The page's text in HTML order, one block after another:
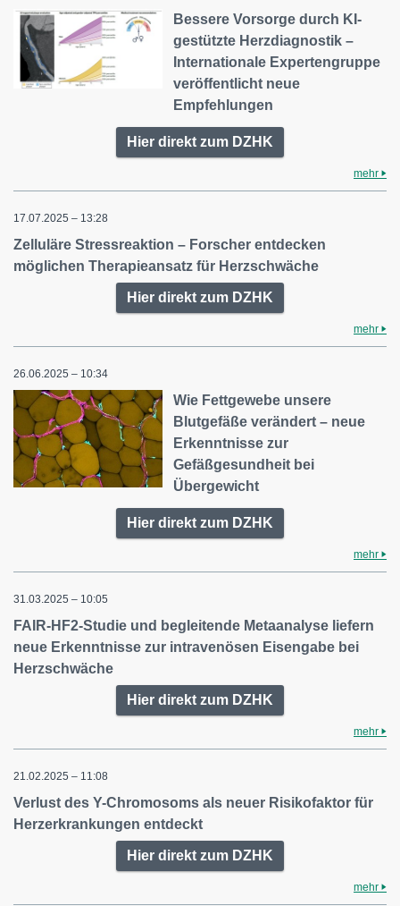
Bessere Vorsorge durch KI-
gestützte Herzdiagnostik –
Internationale Expertengruppe
veröffentlicht neue
Empfehlungen
Hier direkt zum DZHK
mehr
17.07.2025 – 13:28
Zelluläre Stressreaktion – Forscher entdecken
möglichen Therapieansatz für Herzschwäche
Hier direkt zum DZHK
mehr
26.06.2025 – 10:34
Wie Fettgewebe unsere
Blutgefäße verändert – neue
Erkenntnisse zur
Gefäßgesundheit bei
Übergewicht
Hier direkt zum DZHK
mehr
31.03.2025 – 10:05
FAIR-HF2-Studie und begleitende Metaanalyse liefern
neue Erkenntnisse zur intravenösen Eisengabe bei
Herzschwäche
Hier direkt zum DZHK
mehr
21.02.2025 – 11:08
Verlust des Y-Chromosoms als neuer Risikofaktor für
Herzerkrankungen entdeckt
Hier direkt zum DZHK
mehr